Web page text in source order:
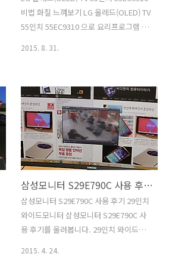
UHD430 REAL4K HDMI 2.0 사용기를 작
성하면서 실제로 써보고 테스트 해본결과
비법 화질 느껴보기 LG 올레드(OLED) TV
55인치 55EC9310 으로 요리프로그램 의
안정감이 있네요. 그런데 이게 전부다가
아닙니다. OLED TV 는 자연색에 가장 가
까운 색을 보여줍니다. LG 올레드(OLED)
TV 55인치 55EC9310은 스펙적으로는
55인치에 FHD 해상도의 TV 입니다. 높은
명암비 그리고 백라이트 없이 스스로 빛
을 내는 OLED TV 특성상 응답속도가 아
주 빠릅니다. 아주 빠르게 지나가는 영상
이나 명암대비가 극대화되는 영상에서 특
히나 화질적인 차이를 많이 느낄 수 있었
습니다. LG 올레드(OL..
2015. 8. 31.
삼성모니터 S29E790C 사용 후기 29인치 와이드모니터
삼성모니터 S29E790C 사용 후기 29인치
와이드모니터 삼성모니터 S29E790C 사
용 후기를 올려봅니다. 29인치 와이드모
2015. 4. 24.